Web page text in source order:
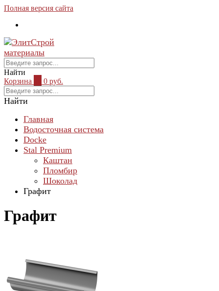
Полная версия сайта
Найти
Корзина
0 руб.
Найти
Главная
Водосточная система
Docke
Stal Premium
Каштан
Пломбир
Шоколад
Графит
Графит